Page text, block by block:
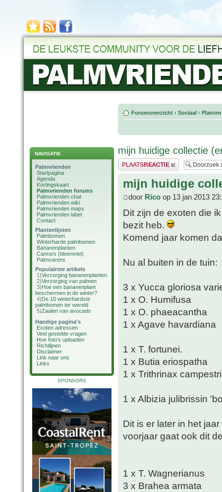
NAVIGATIE
Palmvrienden
Startpagina
Agenda
Kortingskaart
Palmvrienden forums
Palmvrienden chat
Palmvrienden wiki
Palmvrienden maps
Palmvrienden label
Contact
Plantenlijsten
Palmbomen
Winterharde palmbomen
Bananenplanten
Canna's (bloemriet)
Palmvarens
Populairste artikels
1)Verzorging bananenplanten
2)Verzorging van palmen
3)Hoe een bananenplant
beschermen in de winter?
4)De 10 winterhardste
palmbomen ter wereld
5)Zaaien van avocado
Handige pagina's
Exoten adressen
Veel gestelde vragen
Hoe foto's uploaden
Richtlijnen
Disclaimer
Link naar ons
Links
SPONSORS
Forumoverzicht ‹ Sociaal ‹
mijn huidige collectie
Plaats een reactie
mijn huidige
door Rico op 13 jan 2013
Dit zijn de exoten die
bezit heb.
Komend jaar komen
Nu al buiten in de tuin:
3 x Yucca gloriosa
1 x O. Humifusa
1 x O. phaeacantha
1 x Agave havardiana
1 x T. fortunei.
1 x Butia eriospatha
1 x Trithrinax
1 x Albizia julibrissin
Dit is er later in het
voorjaar gaat ook dit
1 x T. Wagnerianus
3 x Brahea armata